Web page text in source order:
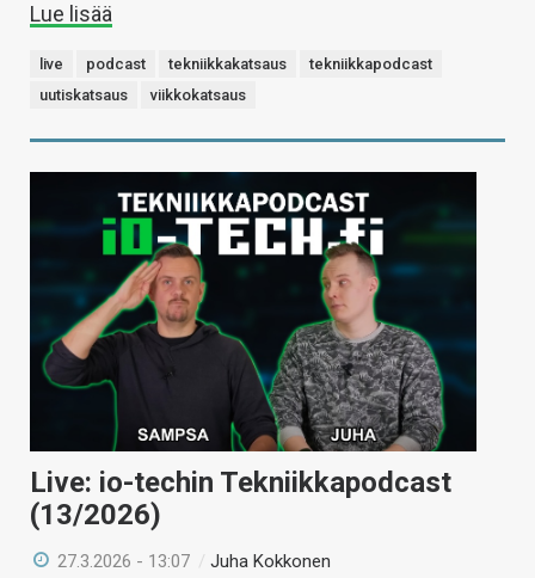
Lue lisää
live podcast tekniikkakatsaus
tekniikkapodcast
uutiskatsaus
viikkokatsaus
Live: io-techin Tekniikkapodcast
(13/2026)
27.3.2026 - 13:07 /Juha Kokkonen